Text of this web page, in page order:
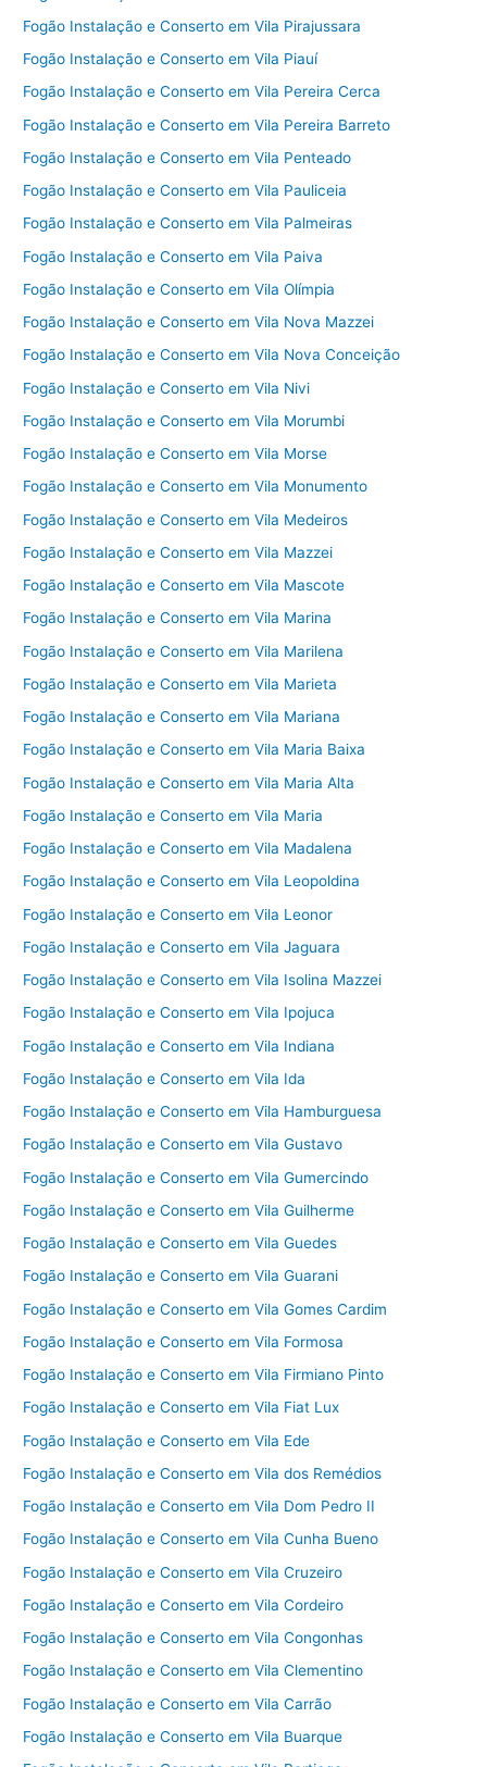
Fogão Instalação e Conserto em Vila Pirajussara
Fogão Instalação e Conserto em Vila Piauí
Fogão Instalação e Conserto em Vila Pereira Cerca
Fogão Instalação e Conserto em Vila Pereira Barreto
Fogão Instalação e Conserto em Vila Penteado
Fogão Instalação e Conserto em Vila Pauliceia
Fogão Instalação e Conserto em Vila Palmeiras
Fogão Instalação e Conserto em Vila Paiva
Fogão Instalação e Conserto em Vila Olímpia
Fogão Instalação e Conserto em Vila Nova Mazzei
Fogão Instalação e Conserto em Vila Nova Conceição
Fogão Instalação e Conserto em Vila Nivi
Fogão Instalação e Conserto em Vila Morumbi
Fogão Instalação e Conserto em Vila Morse
Fogão Instalação e Conserto em Vila Monumento
Fogão Instalação e Conserto em Vila Medeiros
Fogão Instalação e Conserto em Vila Mazzei
Fogão Instalação e Conserto em Vila Mascote
Fogão Instalação e Conserto em Vila Marina
Fogão Instalação e Conserto em Vila Marilena
Fogão Instalação e Conserto em Vila Marieta
Fogão Instalação e Conserto em Vila Mariana
Fogão Instalação e Conserto em Vila Maria Baixa
Fogão Instalação e Conserto em Vila Maria Alta
Fogão Instalação e Conserto em Vila Maria
Fogão Instalação e Conserto em Vila Madalena
Fogão Instalação e Conserto em Vila Leopoldina
Fogão Instalação e Conserto em Vila Leonor
Fogão Instalação e Conserto em Vila Jaguara
Fogão Instalação e Conserto em Vila Isolina Mazzei
Fogão Instalação e Conserto em Vila Ipojuca
Fogão Instalação e Conserto em Vila Indiana
Fogão Instalação e Conserto em Vila Ida
Fogão Instalação e Conserto em Vila Hamburguesa
Fogão Instalação e Conserto em Vila Gustavo
Fogão Instalação e Conserto em Vila Gumercindo
Fogão Instalação e Conserto em Vila Guilherme
Fogão Instalação e Conserto em Vila Guedes
Fogão Instalação e Conserto em Vila Guarani
Fogão Instalação e Conserto em Vila Gomes Cardim
Fogão Instalação e Conserto em Vila Formosa
Fogão Instalação e Conserto em Vila Firmiano Pinto
Fogão Instalação e Conserto em Vila Fiat Lux
Fogão Instalação e Conserto em Vila Ede
Fogão Instalação e Conserto em Vila dos Remédios
Fogão Instalação e Conserto em Vila Dom Pedro II
Fogão Instalação e Conserto em Vila Cunha Bueno
Fogão Instalação e Conserto em Vila Cruzeiro
Fogão Instalação e Conserto em Vila Cordeiro
Fogão Instalação e Conserto em Vila Congonhas
Fogão Instalação e Conserto em Vila Clementino
Fogão Instalação e Conserto em Vila Carrão
Fogão Instalação e Conserto em Vila Buarque